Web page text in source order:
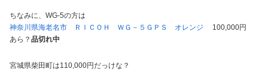
ちなみに、WG-5の方は
神奈川県海老名市 ＲＩＣＯＨ ＷＧ－５ＧＰＳ オレンジ 100,000円
あら？ 品切れ中
宮城県柴田町は110,000円だっけな？